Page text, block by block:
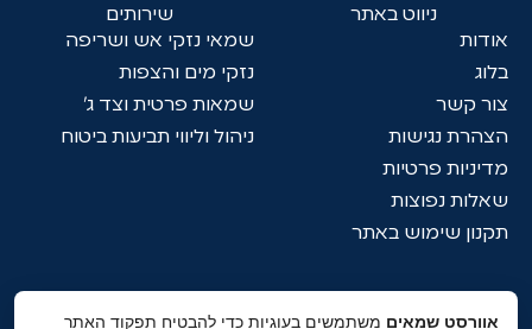
ניווט באתר
אודות
בלוג
צור קשר
הצהרת נגישות
מדיניות פרטיות
שאלות נפוצות
תקנון שימוש באתר
שירותים
שמאי נזקי אש ושריפה
נזקי מים והצפות
שמאות פרטית וצד ג'
ניהול וליווי תביעות ביטוח
אוורסט שמאים משתמשים בעוגיות כדי להבטיח תפקוד האתר